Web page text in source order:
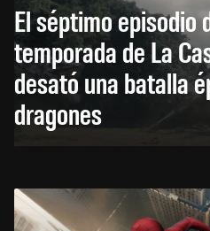
El séptimo episodio
temporada de La
desató una batalla
dragones